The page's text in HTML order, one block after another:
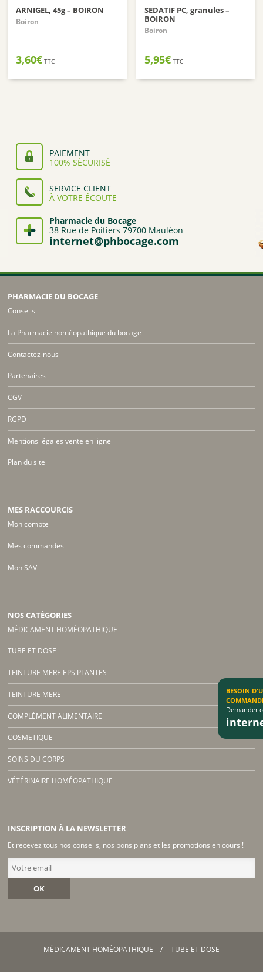
ARNIGEL, 45g – BOIRON
Boiron
3,60€ TTC
SEDATIF PC, granules –
BOIRON
Boiron
5,95€ TTC
PAIEMENT
100% SÉCURISÉ
SERVICE CLIENT
À VOTRE ÉCOUTE
Pharmacie du Bocage
38 Rue de Poitiers 79700 Mauléon
internet@phbocage.com
PHARMACIE DU BOCAGE
Conseils
La Pharmacie homéopathique du bocage
Contactez-nous
Partenaires
CGV
RGPD
Mentions légales vente en ligne
Plan du site
MES RACCOURCIS
Mon compte
Mes commandes
Mon SAV
NOS CATÉGORIES
MÉDICAMENT HOMÉOPATHIQUE
TUBE ET DOSE
TEINTURE MERE EPS PLANTES
TEINTURE MERE
COMPLÉMENT ALIMENTAIRE
COSMETIQUE
SOINS DU CORPS
VÉTÉRINAIRE HOMÉOPATHIQUE
INSCRIPTION À LA NEWSLETTER
Et recevez tous nos conseils, nos bons plans et les promotions en cours !
OK
MÉDICAMENT HOMÉOPATHIQUE TUBE ET DOSE
BESOIN
Demander